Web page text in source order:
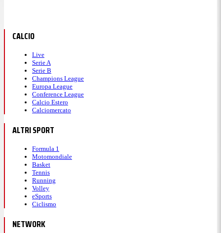
CALCIO
Live
Serie A
Serie B
Champions League
Europa League
Conference League
Calcio Estero
Calciomercato
ALTRI SPORT
Formula 1
Motomondiale
Basket
Tennis
Running
Volley
eSports
Ciclismo
NETWORK